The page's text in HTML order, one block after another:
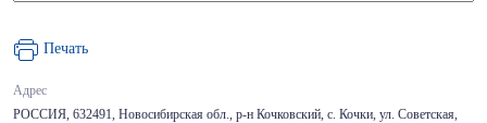
Печать
Адрес
РОССИЯ, 632491, Новосибирская обл., р-н Кочковский, с. Кочки, ул. Советская,